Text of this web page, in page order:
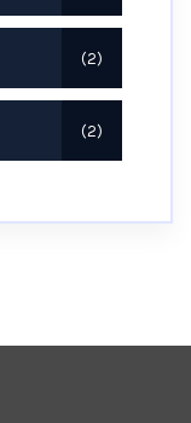
2
2